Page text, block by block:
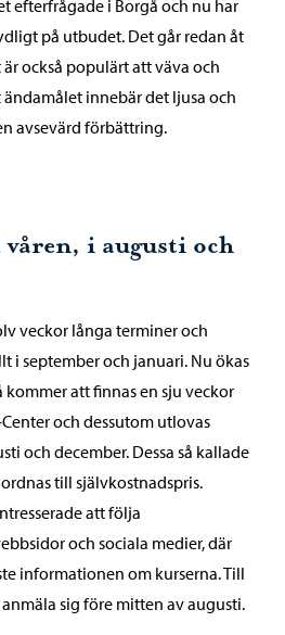
efterfrågade i Borgå och nu har
på utbudet. Det går redan åt
också populärt att väva och
innebär det ljusa och
avsevärd förbättring.
i augusti och
veckor långa terminer och
i september och januari. Nu ökas
kommer att finnas en sju veckor
och dessutom utlovas
och december. Dessa så kallade
till självkostnadspris.
att följa
och sociala medier, där
informationen om kurserna. Till
sig före mitten av augusti.